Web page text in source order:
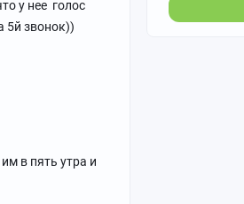
у нее голос
5й звонок))
в пять утра и